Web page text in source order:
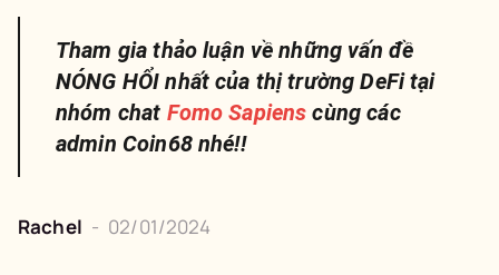
Tham gia thảo luận về những vấn đề
NÓNG HỔI nhất của thị trường DeFi tại
nhóm chat Fomo Sapiens cùng các
admin Coin68 nhé!!
Rachel - 02/01/2024